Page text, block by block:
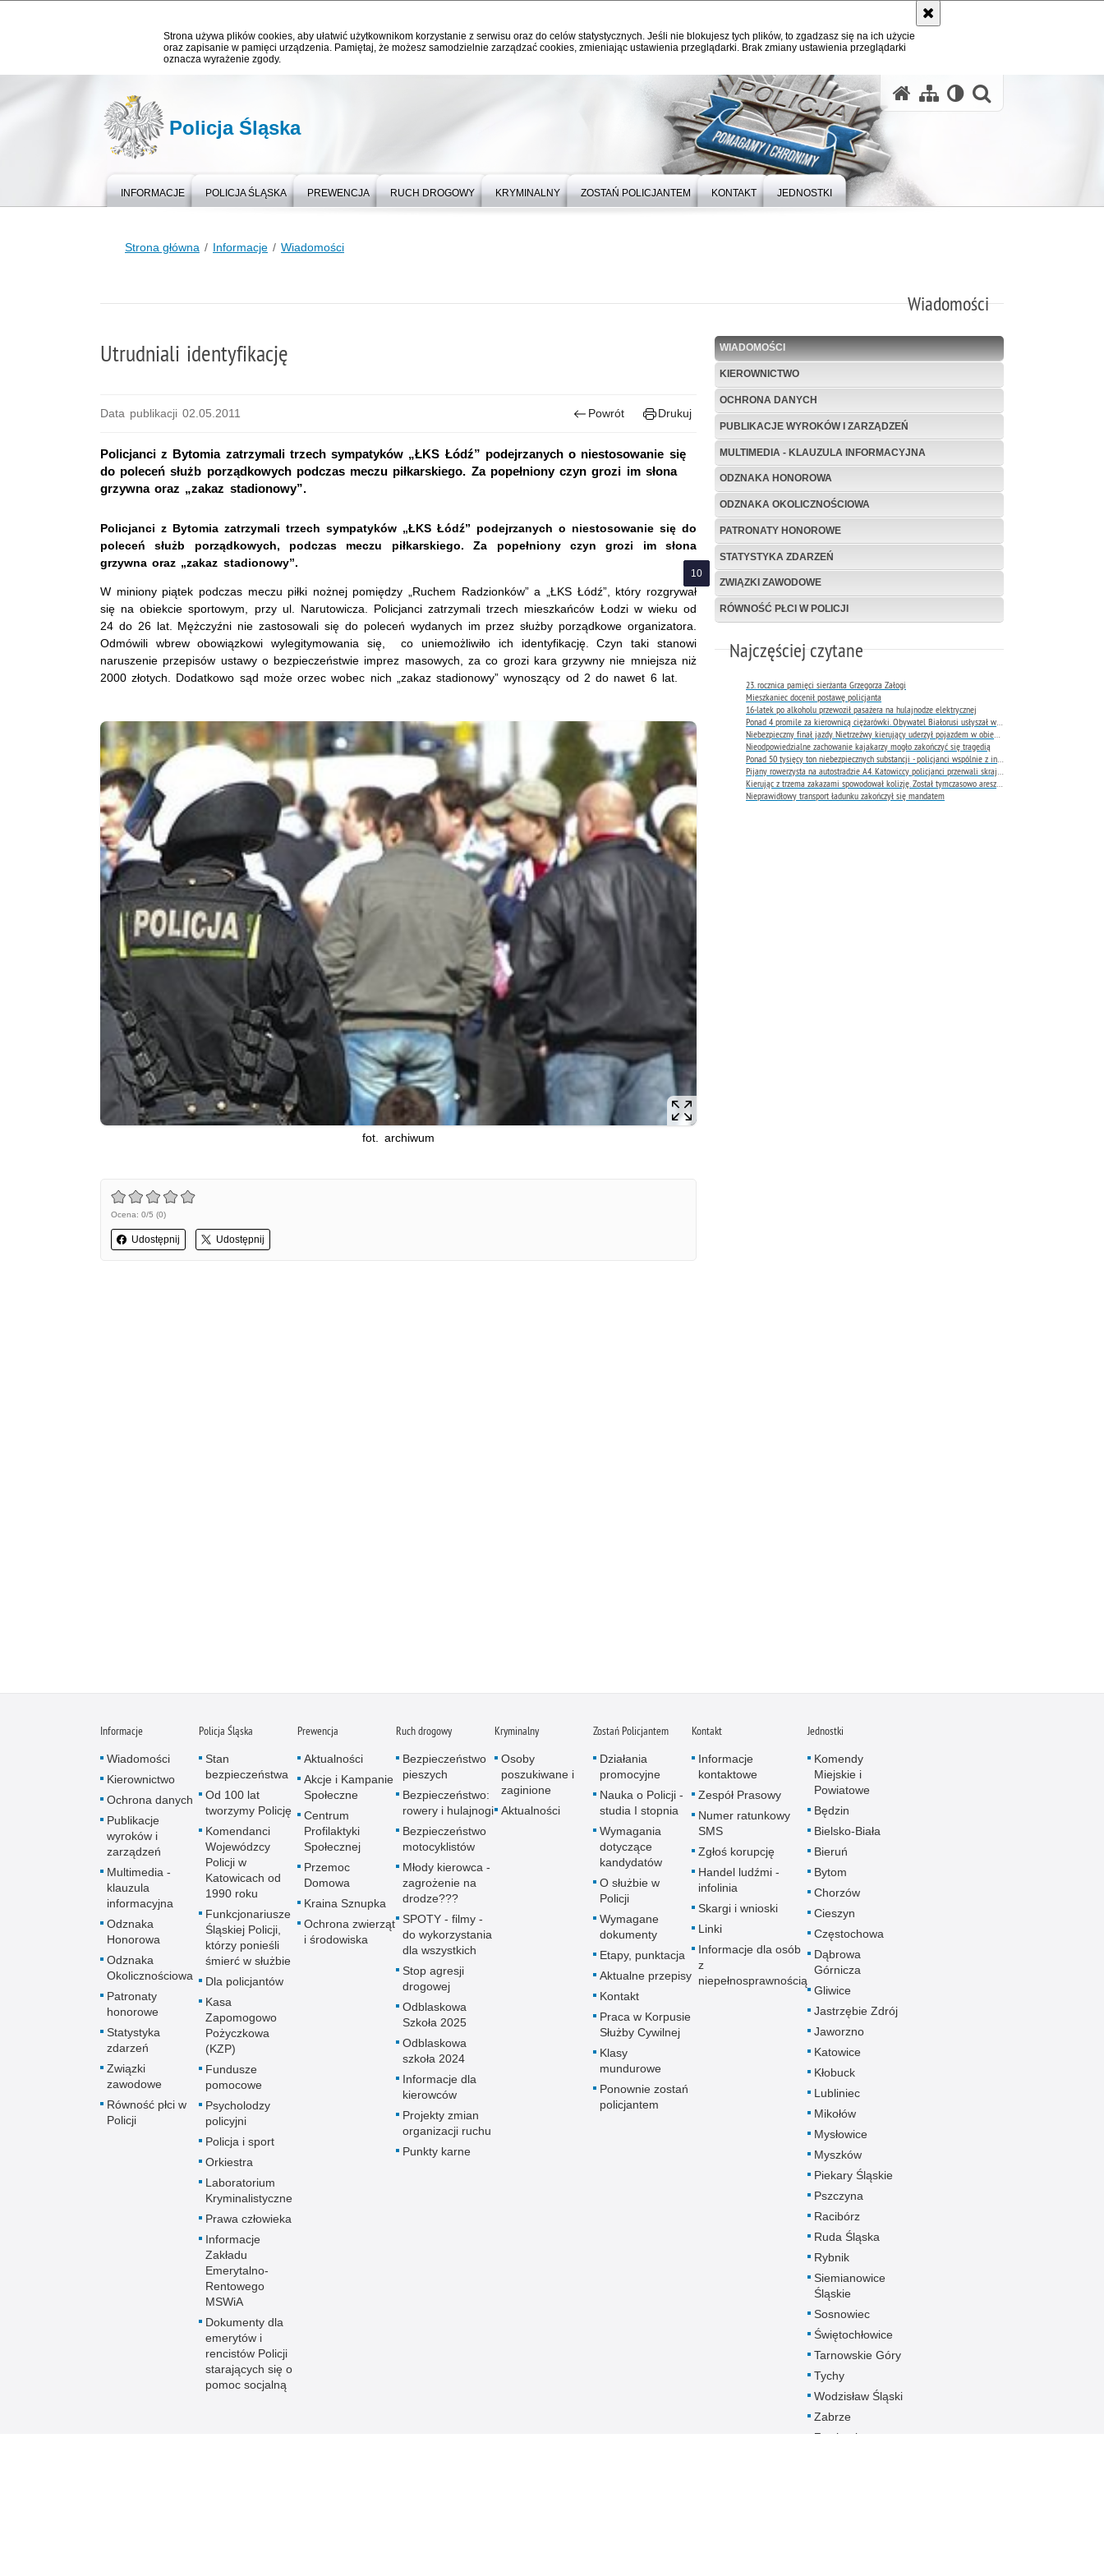
Strona używa plików cookies, aby ułatwić użytkownikom korzystanie z serwisu oraz do celów statystycznych. Jeśli nie blokujesz tych plików, to zgadzasz się na ich użycie
oraz zapisanie w pamięci urządzenia. Pamiętaj, że możesz samodzielnie zarządzać cookies, zmieniając ustawienia przeglądarki. Brak zmiany ustawienia przeglądarki
oznacza wyrażenie zgody.
Policja Śląska
INFORMACJE POLICJA ŚLĄSKA PREWENCJA RUCH DROGOWY KRYMINALNY ZOSTAŃ POLICJANTEM KONTAKT JEDNOSTKI
Strona główna Informacje Wiadomości
Wiadomości
WIADOMOŚCI
KIEROWNICTWO
OCHRONA DANYCH
PUBLIKACJE WYROKÓW I ZARZĄDZEŃ
MULTIMEDIA - KLAUZULA INFORMACYJNA
ODZNAKA HONOROWA
ODZNAKA OKOLICZNOŚCIOWA
PATRONATY HONOROWE
STATYSTYKA ZDARZEŃ
ZWIĄZKI ZAWODOWE
RÓWNOŚĆ PŁCI W POLICJI
Najczęściej czytane
23. rocznica pamięci sierżanta Grzegorza Załogi
Mieszkaniec docenił postawę policjanta
16-latek po alkoholu przewoził pasażera na hulajnodze elektrycznej
Nieodpowiedzialne zachowanie kajakarzy mogło zakończyć się tragedią
Nieprawidłowy transport ładunku zakończył się mandatem
Utrudniali identyfikację
Data publikacji 02.05.2011 Powrót Drukuj
Policjanci z Bytomia zatrzymali trzech sympatyków „ŁKS Łódź” podejrzanych o niestosowanie się
do poleceń służb porządkowych podczas meczu piłkarskiego. Za popełniony czyn grozi im słona
grzywna oraz „zakaz stadionowy”.
Policjanci z Bytomia zatrzymali trzech sympatyków „ŁKS Łódź” podejrzanych o niestosowanie się do
poleceń służb porządkowych, podczas meczu piłkarskiego. Za popełniony czyn grozi im słona
grzywna oraz „zakaz stadionowy”.
W miniony piątek podczas meczu piłki nożnej pomiędzy „Ruchem Radzionków” a „ŁKS Łódź”, który rozgrywał
się na obiekcie sportowym, przy ul. Narutowicza. Policjanci zatrzymali trzech mieszkańców Łodzi w wieku od
24 do 26 lat. Mężczyźni nie zastosowali się do poleceń wydanych im przez służby porządkowe organizatora.
Odmówili wbrew obowiązkowi wylegitymowania się, co uniemożliwiło ich identyfikację. Czyn taki stanowi
naruszenie przepisów ustawy o bezpieczeństwie imprez masowych, za co grozi kara grzywny nie mniejsza niż
2000 złotych. Dodatkowo sąd może orzec wobec nich „zakaz stadionowy” wynoszący od 2 do nawet 6 lat.
fot. archiwum
Ocena: 0/5 (0)
Udostępnij Udostępnij
Informacje
Wiadomości
Kierownictwo
Ochrona danych
Publikacje
wyroków i
zarządzeń
Multimedia -
klauzula
informacyjna
Odznaka
Honorowa
Odznaka
Okolicznościowa
Patronaty
honorowe
Statystyka
zdarzeń
Związki
zawodowe
Równość płci w
Policji
Policja Śląska
Stan
bezpieczeństwa
Od 100 lat
tworzymy Policję
Komendanci
Wojewódzcy
Policji w
Katowicach od
1990 roku
Funkcjonariusze
Śląskiej Policji,
którzy ponieśli
śmierć w służbie
Dla policjantów
Kasa
Zapomogowo
Pożyczkowa
(KZP)
Fundusze
pomocowe
Psycholodzy
policyjni
Policja i sport
Orkiestra
Laboratorium
Kryminalistyczne
Prawa człowieka
Informacje
Zakładu
Emerytalno-
Rentowego
MSWiA
Dokumenty dla
emerytów i
rencistów Policji
starających się o
pomoc socjalną
Prewencja
Aktualności
Akcje i Kampanie
Społeczne
Centrum
Profilaktyki
Społecznej
Przemoc
Domowa
Kraina Sznupka
Ochrona zwierząt
i środowiska
Ruch drogowy
Bezpieczeństwo
pieszych
Bezpieczeństwo:
rowery i hulajnogi
Bezpieczeństwo
motocyklistów
Młody kierowca -
zagrożenie na
drodze???
SPOTY - filmy -
do wykorzystania
dla wszystkich
Stop agresji
drogowej
Odblaskowa
Szkoła 2025
Odblaskowa
szkoła 2024
Informacje dla
kierowców
Projekty zmian
organizacji ruchu
Punkty karne
Kryminalny
Osoby
poszukiwane i
zaginione
Aktualności
Zostań Policjantem
Działania
promocyjne
Nauka o Policji -
studia I stopnia
Wymagania
dotyczące
kandydatów
O służbie w
Policji
Wymagane
dokumenty
Etapy, punktacja
Aktualne przepisy
Kontakt
Praca w Korpusie
Służby Cywilnej
Klasy
mundurowe
Ponownie zostań
policjantem
Kontakt
Informacje
kontaktowe
Zespół Prasowy
Numer ratunkowy
SMS
Zgłoś korupcję
Handel ludźmi -
infolinia
Skargi i wnioski
Linki
Informacje dla osób
z
niepełnosprawnością
Jednostki
Komendy
Miejskie i
Powiatowe
Będzin
Bielsko-Biała
Bieruń
Bytom
Chorzów
Cieszyn
Częstochowa
Dąbrowa
Górnicza
Gliwice
Jastrzębie Zdrój
Jaworzno
Katowice
Kłobuck
Lubliniec
Mikołów
Mysłowice
Myszków
Piekary Śląskie
Pszczyna
Racibórz
Ruda Śląska
Rybnik
Siemianowice
Śląskie
Sosnowiec
Świętochłowice
Tarnowskie Góry
Tychy
Wodzisław Śląski
Zabrze
Zawiercie